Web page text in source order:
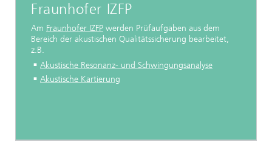
Fraunhofer IZFP
Am Fraunhofer IZFP werden Prüfaufgaben aus dem
Bereich der akustischen Qualitätssicherung bearbeitet,
z.B.
Akustische Resonanz- und Schwingungsanalyse
Akustische Kartierung